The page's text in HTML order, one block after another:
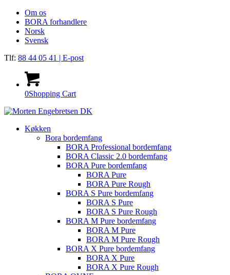
Om os
BORA forhandlere
Norsk
Svensk
Tlf: 88 44 05 41 | E-post
0Shopping Cart
Køkken
Bora bordemfang
BORA Professional bordemfang
BORA Classic 2.0 bordemfang
BORA Pure bordemfang
BORA Pure
BORA Pure Rough
BORA S Pure bordemfang
BORA S Pure
BORA S Pure Rough
BORA M Pure bordemfang
BORA M Pure
BORA M Pure Rough
BORA X Pure bordemfang
BORA X Pure
BORA X Pure Rough